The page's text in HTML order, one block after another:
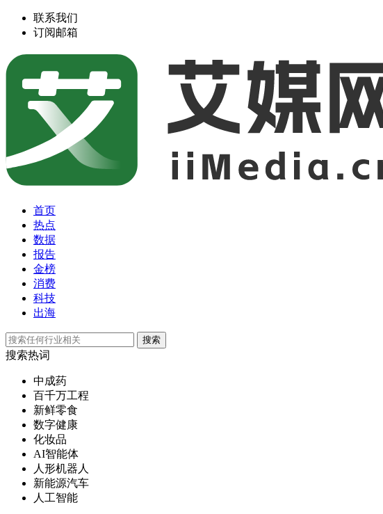
联系我们
订阅邮箱
首页
热点
数据
报告
金榜
消费
科技
出海
搜索
搜索热词
中成药
百千万工程
新鲜零食
数字健康
化妆品
AI智能体
人形机器人
新能源汽车
人工智能